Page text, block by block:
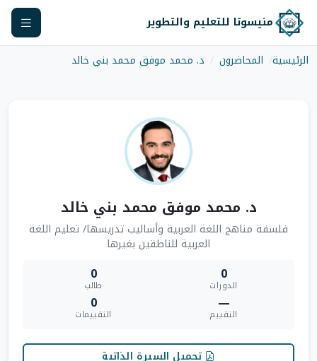
منيسوتا للتعليم والتطوير
الرئيسية
المحاضرون د. محمد موفق محمد بني خالد
د. محمد موفق محمد بني خالد
فلسفة مناهج اللغة العربية وأساليب تدريسها/ تعليم اللغة
العربية للناطقين بغيرها
0
الدورات
0
طالب
—
التقييم
0
التقييمات
تحميل السيرة الذاتية